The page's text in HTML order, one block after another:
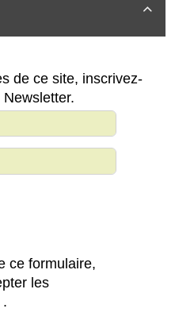

de ce site, inscrivez-
ce formulaire,
les
.